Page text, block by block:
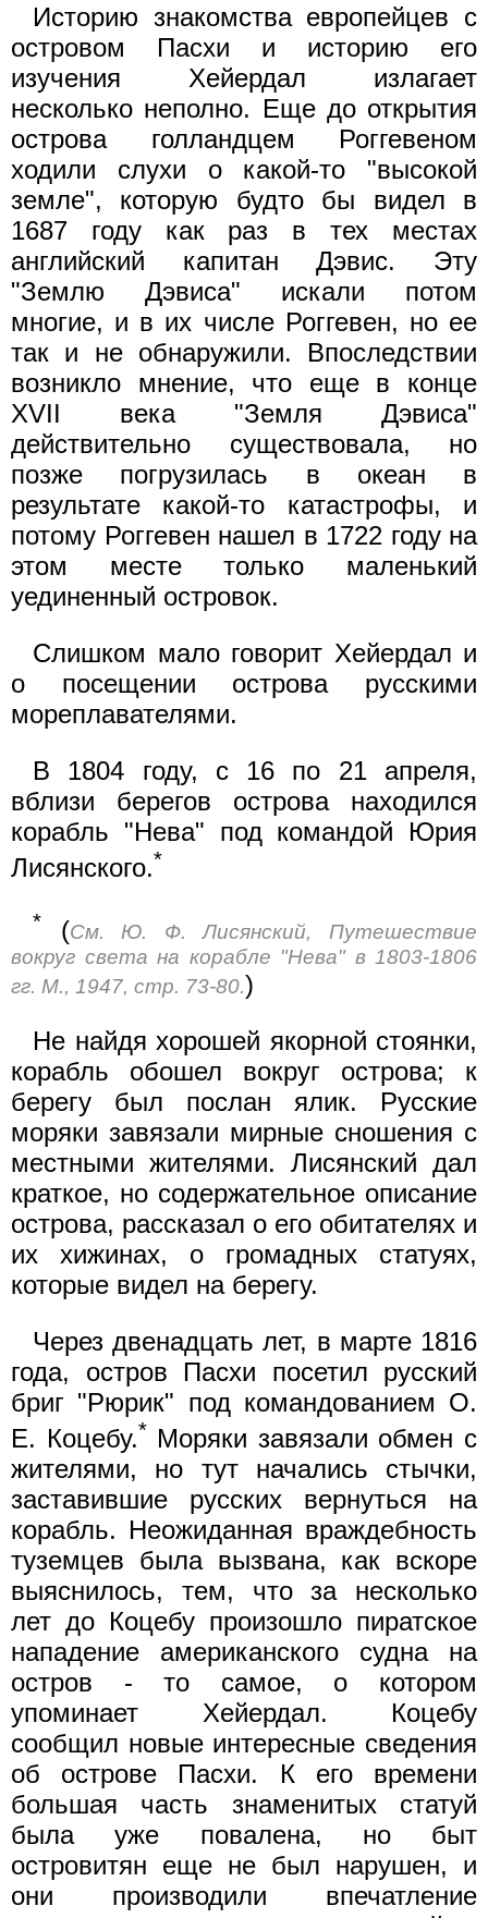
Историю знакомства европейцев с
островом Пасхи и историю его
изучения Хейердал излагает
несколько неполно. Еще до открытия
острова голландцем Роггевеном
ходили слухи о какой-то "высокой
земле", которую будто бы видел в
1687 году как раз в тех местах
английский капитан Дэвис. Эту
"Землю Дэвиса" искали потом
многие, и в их числе Роггевен, но ее
так и не обнаружили. Впоследствии
возникло мнение, что еще в конце
XVII века "Земля Дэвиса"
действительно существовала, но
позже погрузилась в океан в
результате какой-то катастрофы, и
потому Роггевен нашел в 1722 году на
этом месте только маленький
уединенный островок.
Слишком мало говорит Хейердал и
о посещении острова русскими
мореплавателями.
В 1804 году, с 16 по 21 апреля,
вблизи берегов острова находился
корабль "Нева" под командой Юрия
Лисянского.*
* (См. Ю. Ф. Лисянский, Путешествие
вокруг света на корабле "Нева" в 1803-1806
гг. М., 1947, стр. 73-80.)
Не найдя хорошей якорной стоянки,
корабль обошел вокруг острова; к
берегу был послан ялик. Русские
моряки завязали мирные сношения с
местными жителями. Лисянский дал
краткое, но содержательное описание
острова, рассказал о его обитателях и
их хижинах, о громадных статуях,
которые видел на берегу.
Через двенадцать лет, в марте 1816
года, остров Пасхи посетил русский
бриг "Рюрик" под командованием О.
Е. Коцебу.* Моряки завязали обмен с
жителями, но тут начались стычки,
заставившие русских вернуться на
корабль. Неожиданная враждебность
туземцев была вызвана, как вскоре
выяснилось, тем, что за несколько
лет до Коцебу произошло пиратское
нападение американского судна на
остров - то самое, о котором
упоминает Хейердал. Коцебу
сообщил новые интересные сведения
об острове Пасхи. К его времени
большая часть знаменитых статуй
была уже повалена, но быт
островитян еще не был нарушен, и
они производили впечатление